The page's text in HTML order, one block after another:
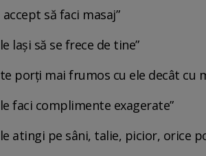
accept să faci masaj”
le lași să se frece de tine”
te porți mai frumos cu ele decât cu
le faci complimente exagerate”
le atingi pe sâni, talie, picior, orice